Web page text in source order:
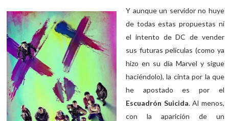
Y aunque un servidor no huye
de todas estas propuestas ni
el intento de DC de vender
sus futuras películas (como ya
hizo en su día Marvel y sigue
haciéndolo), la cinta por la que
he apostado es por el
Escuadrón Suicida. Al menos,
con la aparición de un